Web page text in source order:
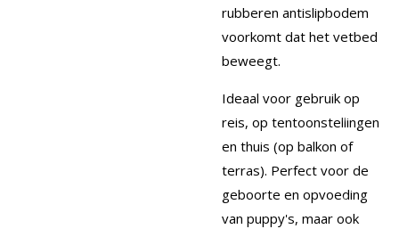
rubberen antislipbodem
voorkomt dat het vetbed
beweegt.
Ideaal voor gebruik op
reis, op tentoonstellingen
en thuis (op balkon of
terras). Perfect voor de
geboorte en opvoeding
van puppy's, maar ook